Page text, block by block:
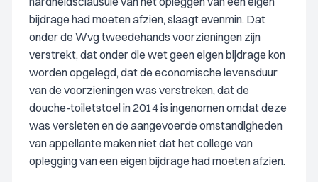
bijdrage had moeten afzien, slaagt evenmin. Dat
onder de Wvg tweedehands voorzieningen zijn
verstrekt, dat onder die wet geen eigen bijdrage kon
worden opgelegd, dat de economische levensduur
van de voorzieningen was verstreken, dat de
douche-toiletstoel in 2014 is ingenomen omdat deze
was versleten en de aangevoerde omstandigheden
van appellante maken niet dat het college van
oplegging van een eigen bijdrage had moeten afzien.